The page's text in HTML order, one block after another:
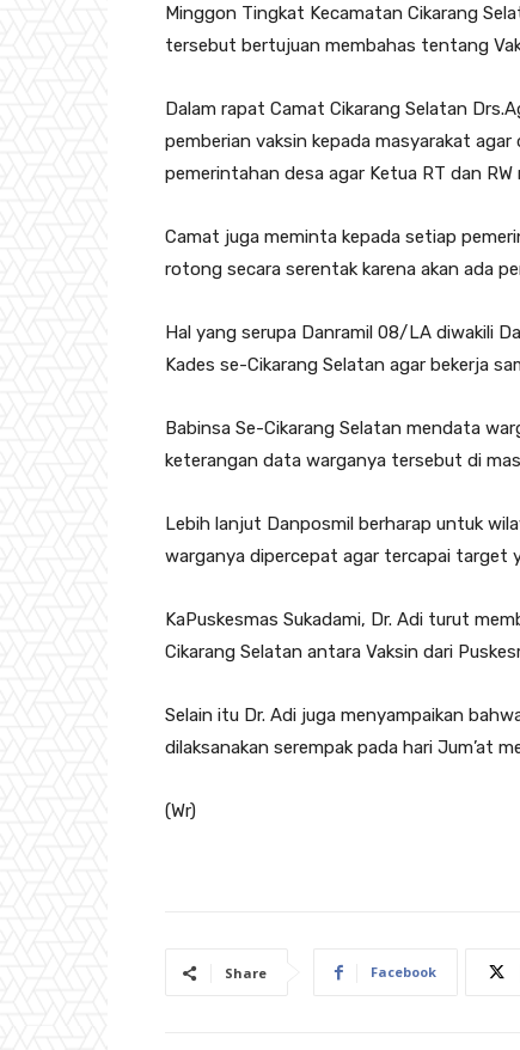
Minggon Tingkat Kecamatan Cikarang
tersebut bertujuan membahas tentang
Dalam rapat Camat Cikarang Selatan
pemberian vaksin kepada masyarakat
pemerintahan desa agar Ketua RT dan
Camat juga meminta kepada setiap
rotong secara serentak karena akan ada
Hal yang serupa Danramil 08/LA diwakili
Kades se-Cikarang Selatan agar bekerja
Babinsa Se-Cikarang Selatan mendata
keterangan data warganya tersebut di
Lebih lanjut Danposmil berharap untuk
warganya dipercepat agar tercapai target
KaPuskesmas Sukadami, Dr. Adi turut
Cikarang Selatan antara Vaksin dari
Selain itu Dr. Adi juga menyampaikan
dilaksanakan serempak pada hari Jum’at
(Wr)
Share Facebook